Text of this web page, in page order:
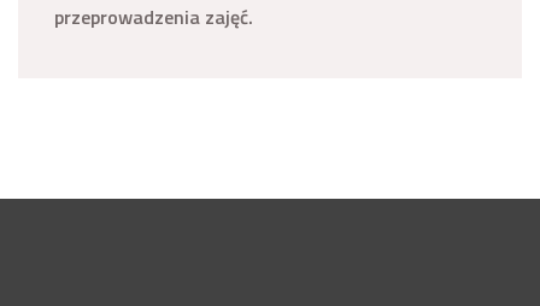
przeprowadzenia zajęć.